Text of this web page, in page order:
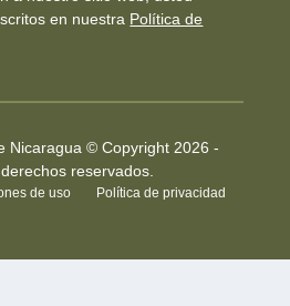
en nuestra Política de
Nicaragua © Copyright 2026 -
reservados.
de uso Política de privacidad